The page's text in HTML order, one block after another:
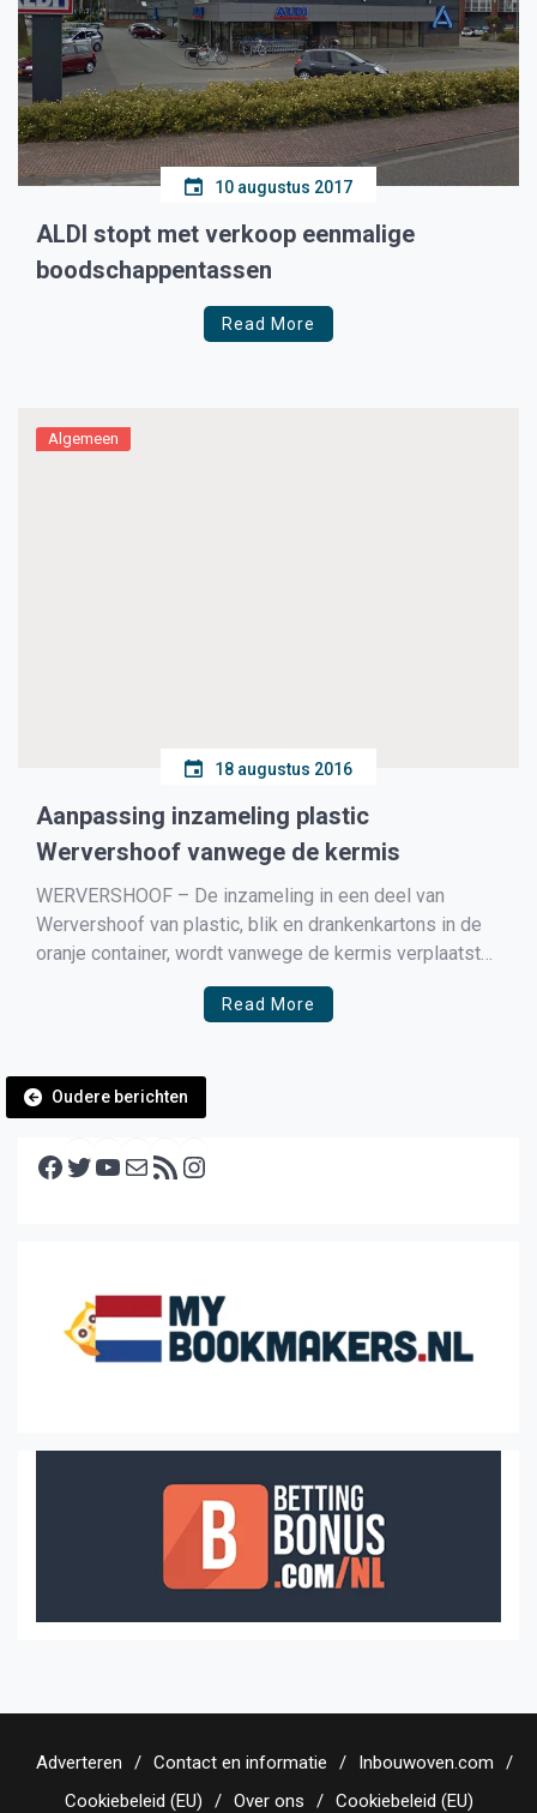
10 augustus 2017
ALDI stopt met verkoop eenmalige
boodschappentassen
Read More
Algemeen
18 augustus 2016
Aanpassing inzameling plastic
Wervershoof vanwege de kermis
WERVERSHOOF – De inzameling in een deel van
Wervershoof van plastic, blik en drankenkartons in de
oranje container, wordt vanwege de kermis verplaatst
Read More
Berichtennavigatie
Oudere berichten
Facebook Twitter YouTube E-mail RSS feed
Adverteren Contact en informatie
Inbouwoven.com
Cookiebeleid (EU)
Over ons Cookiebeleid (EU)